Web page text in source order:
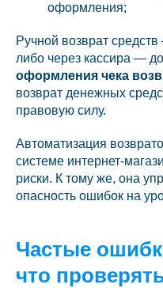
оформления;
Ручной возврат
либо через кассира —
оформления чека
возврат денежных
правовую силу.
Автоматизация
системе интернет-
риски. К тому же, она
опасность ошибок на
Частые
что